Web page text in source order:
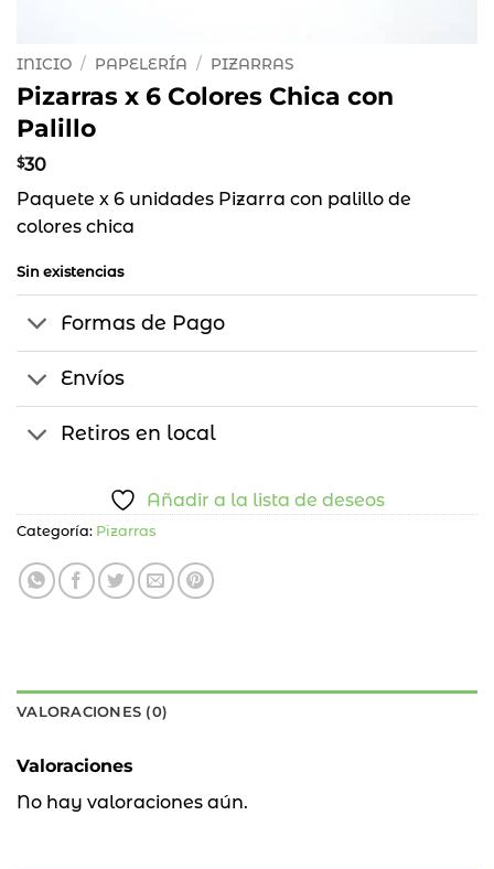
INICIO / PAPELERÍA / PIZARRAS
Pizarras x 6 Colores Chica con
Palillo
$30
Paquete x 6 unidades Pizarra con palillo de
colores chica
Sin existencias
Formas de Pago
Envíos
Retiros en local
Añadir a la lista de deseos
Categoría: Pizarras
VALORACIONES (0)
Valoraciones
No hay valoraciones aún.